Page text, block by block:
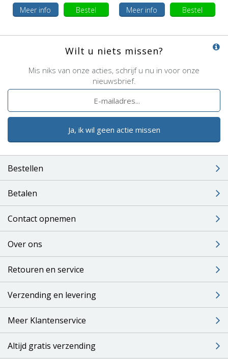
Meer info
Bestel
Meer info
Bestel
Wilt u niets missen?
Mis niks van onze acties, schrijf u nu in voor onze
nieuwsbrief.
Ja, ik wil geen actie missen
Bestellen
Betalen
Contact opnemen
Over ons
Retouren en service
Verzending en levering
Meer Klantenservice
Altijd gratis verzending